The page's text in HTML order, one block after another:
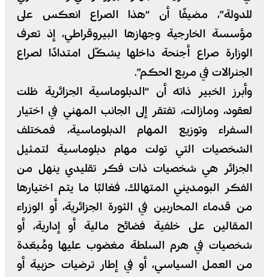
للدولة”، مضيفًا أن “هذا الصراع انعكس على
مؤسسة الخارجية وجهازها البيروقراطي، إذ تعرف
الوزارة صراع أجنحة داخلها يشكّل امتدادًا لصراع
الجنرالات في مربع الحكم”.
وأبرز الخبير ذاته أن “الدبلوماسية الجزائرية ظلت
لعقود، ومازالت، تفتقر إلى الجانب المهني في اختيار
السفراء وتوزيع المهام الدبلوماسية، فمختلف
الشخصيات التي تولت مهام دبلوماسية لتمثيل
الجزائر هي شخصيات ذات فكر تقليدي ينهل من
الفكر البومديني المتهالك، فغالبًا ما يتم اختيارها
من قدماء المحاربين في الثورة الجزائرية، أو الوزراء
المقالين على خلفية فضائح مالية أو إدارية، أو
شخصيات في هرم السلطة مغضوب عليها ومُبعَدة
من العمل السياسي، أو في إطار ترضيات حزبية أو